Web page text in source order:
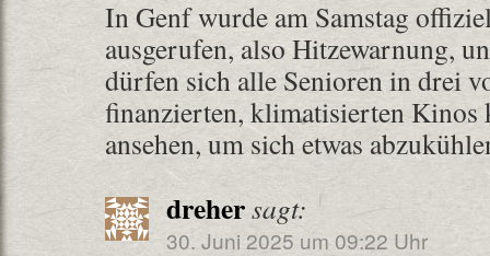
In Genf wurde am Samstag
ausgerufen, also Hitzewarnung,
dürfen sich alle Senioren in drei
finanzierten, klimatisierten Kinos
ansehen, um sich etwas
drehersagt:
30. Juni 2025 um 09:22 Uhr